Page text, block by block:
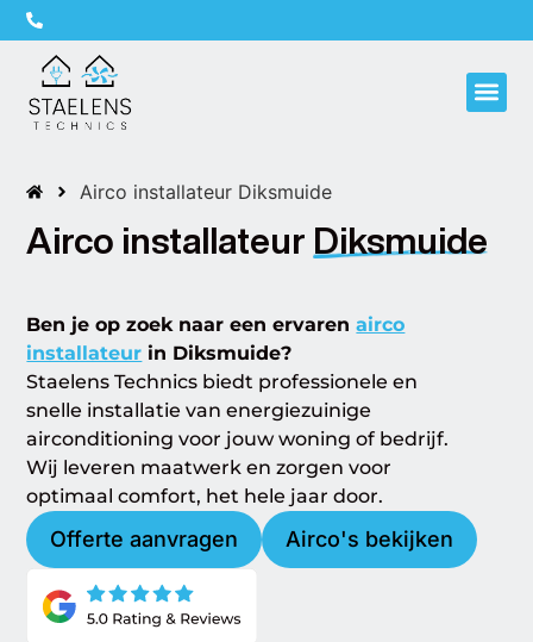
Airco installateur Diksmuide
Airco installateur Diksmuide
Ben je op zoek naar een ervarenairco
installateur in Diksmuide?
Staelens Technics biedt professionele en
snelle installatie van energiezuinige
airconditioning voor jouw woning of bedrijf.
Wij leveren maatwerk en zorgen voor
optimaal comfort, het hele jaar door.
Offerte aanvragen Airco's bekijken